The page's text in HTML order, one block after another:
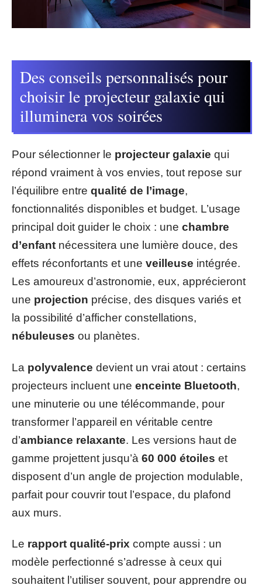
Des conseils personnalisés pour
choisir le projecteur galaxie qui
illuminera vos soirées
Pour sélectionner le projecteur galaxie qui
répond vraiment à vos envies, tout repose sur
l’équilibre entre qualité de l’image,
fonctionnalités disponibles et budget. L’usage
principal doit guider le choix : une chambre
d’enfant nécessitera une lumière douce, des
effets réconfortants et une veilleuse intégrée.
Les amoureux d’astronomie, eux, apprécieront
une projection précise, des disques variés et
la possibilité d’afficher constellations,
nébuleuses ou planètes.
La polyvalence devient un vrai atout : certains
projecteurs incluent une enceinte Bluetooth,
une minuterie ou une télécommande, pour
transformer l’appareil en véritable centre
d’ambiance relaxante. Les versions haut de
gamme projettent jusqu’à 60 000 étoiles et
disposent d’un angle de projection modulable,
parfait pour couvrir tout l’espace, du plafond
aux murs.
Le rapport qualité-prix compte aussi : un
modèle perfectionné s’adresse à ceux qui
souhaitent l’utiliser souvent, pour apprendre ou